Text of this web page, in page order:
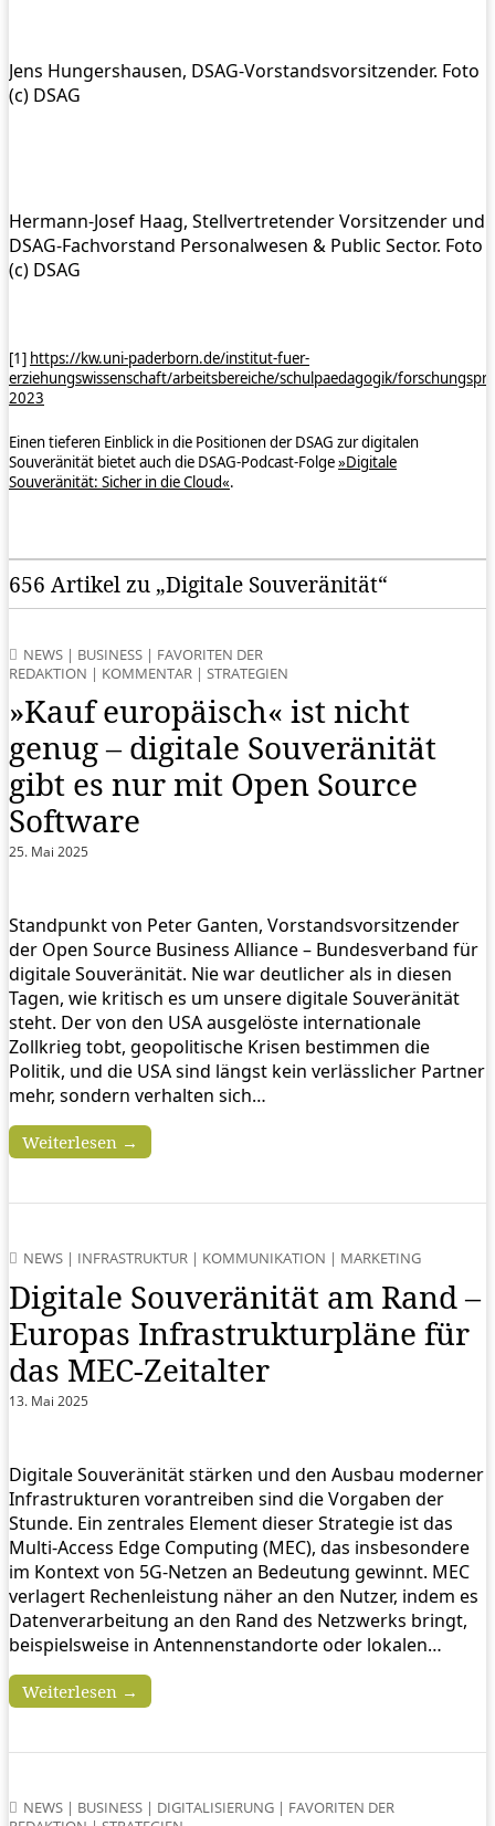
Jens Hungershausen, DSAG-Vorstandsvorsitzender. Foto
(c) DSAG
Hermann-Josef Haag, Stellvertretender Vorsitzender und
DSAG-Fachvorstand Personalwesen & Public Sector. Foto
(c) DSAG
[1] https://kw.uni-paderborn.de/institut-fuer-
erziehungswissenschaft/arbeitsbereiche/schulpaedagogik/
2023
Einen tieferen Einblick in die Positionen der DSAG zur digitalen
Souveränität bietet auch die DSAG-Podcast-Folge»Digitale
Souveränität: Sicher in die Cloud«.
656 Artikel zu „Digitale Souveränität“
NEWS | BUSINESS | FAVORITEN DER
REDAKTION | KOMMENTAR | STRATEGIEN
»Kauf europäisch« ist nicht
genug – digitale Souveränität
gibt es nur mit Open Source
Software
25. Mai 2025
Standpunkt von Peter Ganten, Vorstandsvorsitzender
der Open Source Business Alliance – Bundesverband für
digitale Souveränität. Nie war deutlicher als in diesen
Tagen, wie kritisch es um unsere digitale Souveränität
steht. Der von den USA ausgelöste internationale
Zollkrieg tobt, geopolitische Krisen bestimmen die
Politik, und die USA sind längst kein verlässlicher Partner
mehr, sondern verhalten sich…
Weiterlesen →
NEWS | INFRASTRUKTUR | KOMMUNIKATION | MARKETING
Digitale Souveränität am Rand –
Europas Infrastrukturpläne für
das MEC-Zeitalter
13. Mai 2025
Digitale Souveränität stärken und den Ausbau moderner
Infrastrukturen vorantreiben sind die Vorgaben der
Stunde. Ein zentrales Element dieser Strategie ist das
Multi-Access Edge Computing (MEC), das insbesondere
im Kontext von 5G-Netzen an Bedeutung gewinnt. MEC
verlagert Rechenleistung näher an den Nutzer, indem es
Datenverarbeitung an den Rand des Netzwerks bringt,
beispielsweise in Antennenstandorte oder lokalen…
Weiterlesen →
NEWS | BUSINESS | DIGITALISIERUNG | FAVORITEN DER